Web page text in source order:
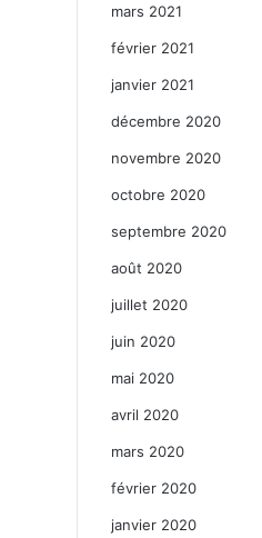
mars 2021
février 2021
janvier 2021
décembre 2020
novembre 2020
octobre 2020
septembre 2020
août 2020
juillet 2020
juin 2020
mai 2020
avril 2020
mars 2020
février 2020
janvier 2020